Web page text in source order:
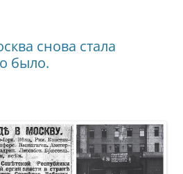
снова стала
было.